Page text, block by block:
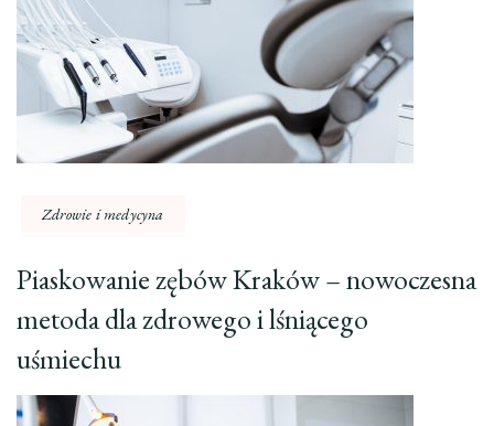
Zdrowie i medycyna
Piaskowanie zębów Kraków – nowoczesna
metoda dla zdrowego i lśniącego
uśmiechu